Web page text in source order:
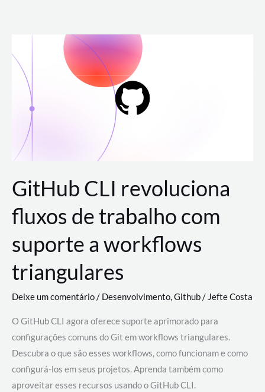
para
conteúdo
GitHub CLI revoluciona
fluxos de trabalho com
suporte a workflows
triangulares
Deixe um comentário/ Desenvolvimento,Github/ Jefte Costa
O GitHub CLI agora oferece suporte aprimorado para
configurações comuns do Git em workflows triangulares.
Descubra o que são esses workflows, como funcionam e como
configurá-los em seus projetos. Aprenda também como
aproveitar esses recursos usando o GitHub CLI.